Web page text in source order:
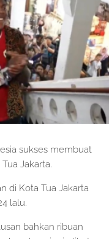
sukses membuat
Jakarta.
di Kota Tua Jakarta
lalu.
bahkan ribuan